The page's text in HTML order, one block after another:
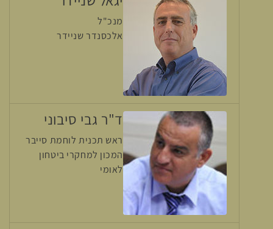
מנכ"ל
אלכסנדר שניידר
ד"ר גבי סיבוני
ראש תכנית לוחמת סייבר
המכון למחקרי ביטחון
לאומי